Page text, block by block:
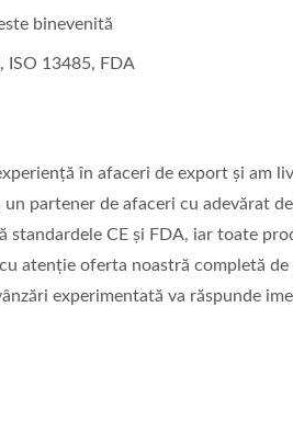
binevenită
ISO 13485, FDA
în afaceri de export și am
partener de afaceri cu adevărat
standardele CE și FDA, iar toate
atenție oferta noastră completă
experimentată va răspunde